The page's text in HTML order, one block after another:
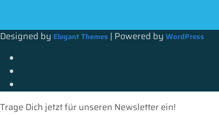
Designed by Elegant Themes | Powered by WordPress
Trage Dich jetzt für unseren Newsletter ein!